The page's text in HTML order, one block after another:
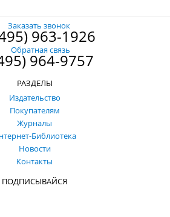
Заказать звонок
963-1926
Обратная связь
964-9757
РАЗДЕЛЫ
Издательство
Покупателям
Журналы
Библиотека
Новости
Контакты
ПОДПИСЫВАЙСЯ